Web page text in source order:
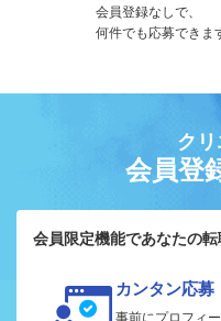
会員登録なしで、
何件でも応募できま
ク
会員登
会員限定機能であなたの転
カンタン応募
事前にプロフィ